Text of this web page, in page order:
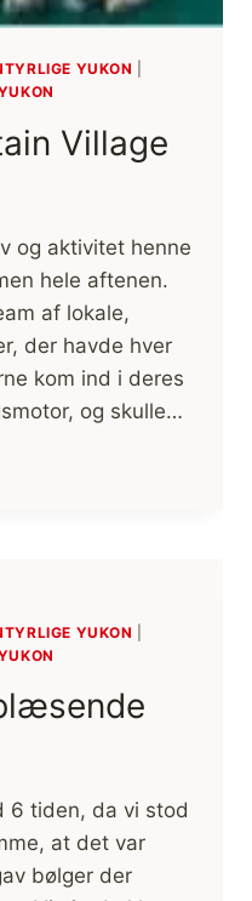
YUKON
Village
og aktivitet henne
hele aftenen.
af lokale,
der havde hver
kom ind i deres
og skulle…
YUKON
6 tiden, da vi stod
at det var
bølger der